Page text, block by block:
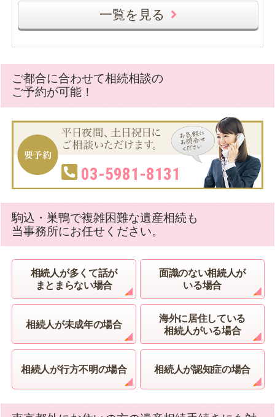
（不動産登記 新宿区 M・Ｉ 様）
続 川口市 M・K 様）
わかりやすく最初から最後まで安心してお任せする
ことができました。（相続 和光市 H・K 様）
2026.06.11
登記書類等も丁寧にまとめて送ってくださり、とて
も助かりました。（不動産登記 練馬区 Ｍ・Ｙ
様）
2026.06.01
した。（相続・不動産登記 鎌倉市 Ｓ・Ｕ 様）
2026.05.28
また機会あれば宜しくお願いします。（相続 渋谷
2026.05.25
相続 白井市 Ｍ・Ｉ 様
2026.04.30
短期間に状況がかわるなかで何からすればよいかわ
からない時に吉田先生に相談させていただけたこと
一覧を見る
ご都合に合わせて相続相談の
ご予約が可能！
03-5981-8131
駒込・巣鴨で複雑困難な遺産相続も
当事務所にお任せください。
相続人が多くて話が
まとまらない場合
面識のない相続人が
いる場合
相続人が未成年の場合
海外に居住している
相続人がいる場合
相続人が行方不明の場合 相続人が認知症の場合